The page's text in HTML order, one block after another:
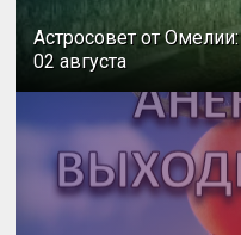
Астросовет от
02 августа